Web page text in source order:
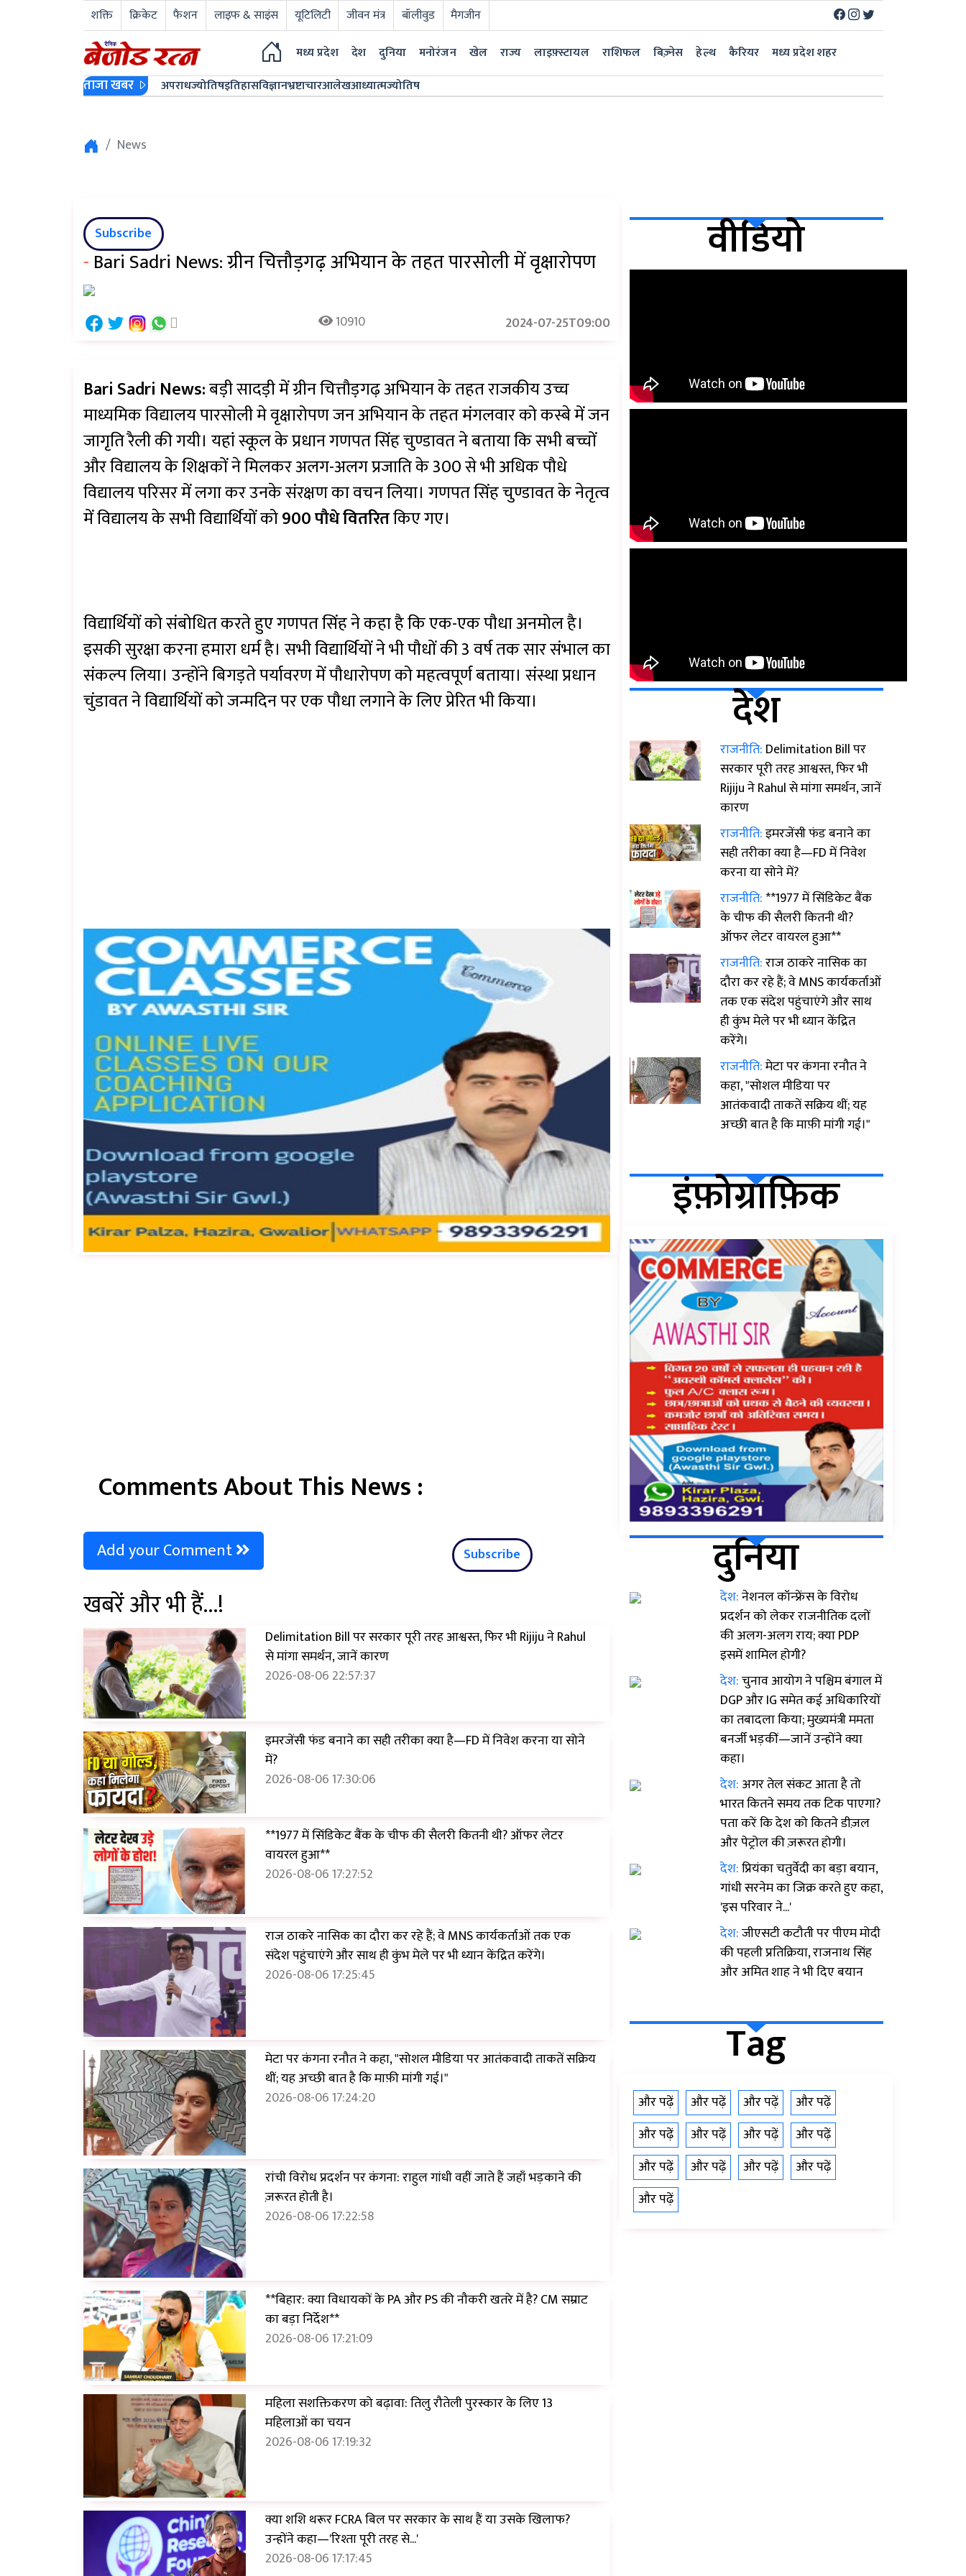
शक्ति क्रिकेट फैशन लाइफ & साइंस यूटिलिटी जीवन मंत्र बॉलीवुड
मैगजीन
मध्य प्रदेश
देश दुनिया मनोरंजन खेल राज्य लाइफ़्स्टायल राशिफल बिज़्नेस हेल्थ कैरियर मध्य प्रदेश शहर
ताजा खबर अपराधज्योतिषइतिहासविज्ञानभ्रष्टाचारआलेखआध्यात्मज्योतिष
News
Subscribe
- Bari Sadri News: ग्रीन चित्तौड़गढ़ अभियान के तहत पारसोली में वृक्षारोपण
10910 2024-07-25T09:00
Bari Sadri News:बड़ी सादड़ी में ग्रीन चित्तौड़गढ़ अभियान के तहत राजकीय उच्च
माध्यमिक विद्यालय पारसोली मे वृक्षारोपण जन अभियान के तहत मंगलवार को कस्बे में जन
जागृति रैली की गयी। यहां स्कूल के प्रधान गणपत सिंह चुण्डावत ने बताया कि सभी बच्चों
और विद्यालय के शिक्षकों ने मिलकर अलग-अलग प्रजाति के 300 से भी अधिक पौधे
विद्यालय परिसर में लगा कर उनके संरक्षण का वचन लिया। गणपत सिंह चुण्डावत के नेतृत्व
में विद्यालय के सभी विद्यार्थियों को900 पौधे वितरितकिए गए।
विद्यार्थियों को संबोधित करते हुए गणपत सिंह ने कहा है कि एक-एक पौधा अनमोल है।
इसकी सुरक्षा करना हमारा धर्म है। सभी विद्यार्थियों ने भी पौधों की 3 वर्ष तक सार संभाल का
संकल्प लिया। उन्होंने बिगड़ते पर्यावरण में पौधारोपण को महत्वपूर्ण बताया। संस्था प्रधान
चुंडावत ने विद्यार्थियों को जन्मदिन पर एक पौधा लगाने के लिए प्रेरित भी किया।
Comments About This News :
Add your Comment Subscribe
खबरें और भी हैं...!
Delimitation Bill पर सरकार पूरी तरह आश्वस्त, फिर भी Rijiju ने Rahul
से मांगा समर्थन, जानें कारण
2026-08-06 22:57:37
इमरजेंसी फंड बनाने का सही तरीका क्या है—FD में निवेश करना या सोने
में?
2026-08-06 17:30:06
**1977 में सिंडिकेट बैंक के चीफ की सैलरी कितनी थी? ऑफर लेटर
वायरल हुआ**
2026-08-06 17:27:52
राज ठाकरे नासिक का दौरा कर रहे हैं; वे MNS कार्यकर्ताओं तक एक
संदेश पहुंचाएंगे और साथ ही कुंभ मेले पर भी ध्यान केंद्रित करेंगे।
2026-08-06 17:25:45
मेटा पर कंगना रनौत ने कहा, "सोशल मीडिया पर आतंकवादी ताकतें सक्रिय
थीं; यह अच्छी बात है कि माफ़ी मांगी गई।"
2026-08-06 17:24:20
रांची विरोध प्रदर्शन पर कंगना: राहुल गांधी वहीं जाते हैं जहाँ भड़काने की
ज़रूरत होती है।
2026-08-06 17:22:58
**बिहार: क्या विधायकों के PA और PS की नौकरी खतरे में है? CM सम्राट
का बड़ा निर्देश**
2026-08-06 17:21:09
महिला सशक्तिकरण को बढ़ावा: तिलु रौतेली पुरस्कार के लिए 13
महिलाओं का चयन
2026-08-06 17:19:32
क्या शशि थरूर FCRA बिल पर सरकार के साथ हैं या उसके खिलाफ?
उन्होंने कहा—'रिश्ता पूरी तरह से...'
2026-08-06 17:17:45
वीडियो
देश
राजनीति: Delimitation Bill पर
सरकार पूरी तरह आश्वस्त, फिर भी
Rijiju ने Rahul से मांगा समर्थन, जानें
कारण
राजनीति:इमरजेंसी फंड बनाने का
सही तरीका क्या है—FD में निवेश
करना या सोने में?
राजनीति:**1977 में सिंडिकेट बैंक
के चीफ की सैलरी कितनी थी?
ऑफर लेटर वायरल हुआ**
राजनीति:राज ठाकरे नासिक का
दौरा कर रहे हैं; वे MNS कार्यकर्ताओं
तक एक संदेश पहुंचाएंगे और साथ
ही कुंभ मेले पर भी ध्यान केंद्रित
करेंगे।
राजनीति:मेटा पर कंगना रनौत ने
कहा, "सोशल मीडिया पर
आतंकवादी ताकतें सक्रिय थीं; यह
अच्छी बात है कि माफ़ी मांगी गई।"
इंफ़ोग्राफ़िक
दुनिया
देश:नेशनल कॉन्फ्रेंस के विरोध
प्रदर्शन को लेकर राजनीतिक दलों
की अलग-अलग राय; क्या PDP
इसमें शामिल होगी?
देश:चुनाव आयोग ने पश्चिम बंगाल में
DGP और IG समेत कई अधिकारियों
का तबादला किया; मुख्यमंत्री ममता
बनर्जी भड़कीं—जानें उन्होंने क्या
कहा।
देश: अगर तेल संकट आता है तो
भारत कितने समय तक टिक पाएगा?
पता करें कि देश को कितने डीज़ल
और पेट्रोल की ज़रूरत होगी।
देश:प्रियंका चतुर्वेदी का बड़ा बयान,
गांधी सरनेम का जिक्र करते हुए कहा,
'इस परिवार ने...'
देश:जीएसटी कटौती पर पीएम मोदी
की पहली प्रतिक्रिया, राजनाथ सिंह
और अमित शाह ने भी दिए बयान
Tag
और पढ़ें और पढ़ें और पढ़ें
और पढ़ें
और पढ़ें
और पढ़ें और पढ़ें
और पढ़ें
और पढ़ें
और पढ़ें और पढ़ें
और पढ़ें
और पढ़ें